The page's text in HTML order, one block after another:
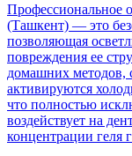
Профессиональное
(Ташкент) — это
позволяющая
повреждения ее
домашних методов,
активируются
что полностью
воздействует на
концентрации геля